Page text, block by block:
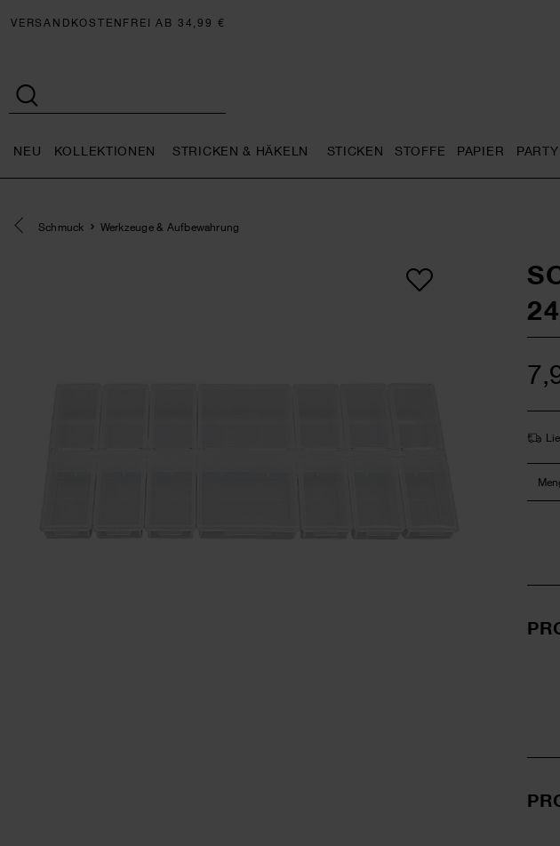
VERSANDKOSTENFREI AB 34,99 €
NEU KOLLEKTIONEN STRICKEN & HÄKELN STICKEN STOFFE PAPIER PARTY
Eine Kategorie zurück navigieren
Schmuck Werkzeuge & Aufbewahrung